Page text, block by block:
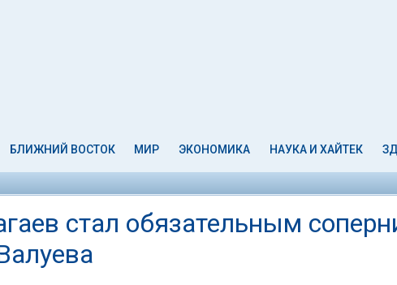
БЛИЖНИЙ ВОСТОК МИР ЭКОНОМИКА НАУКА И ХАЙТЕК
стал обязательным